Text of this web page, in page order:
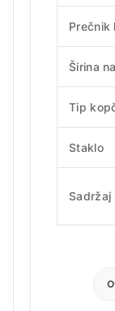
Prečnik
Širina
Tip
Staklo
Sadržaj